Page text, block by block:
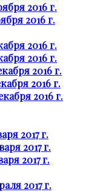
2016 г.
2016 г.
2016 г.
2016 г.
2016 г.
2016 г.
2016 г.
2017 г.
2017 г.
2017 г.
2017 г.